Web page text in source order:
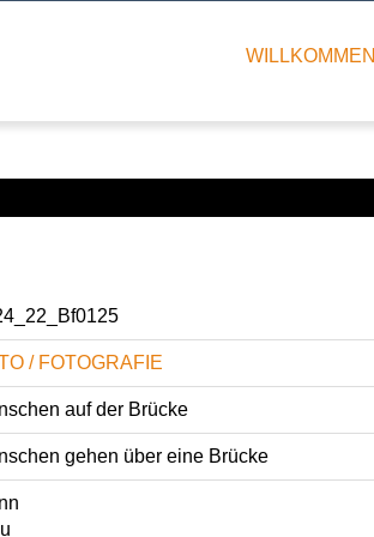
WILLKOMMEN
/ FOTOGRAFIE
auf der Brücke
gehen über eine Brücke